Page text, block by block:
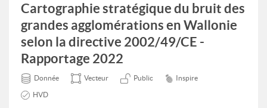
Cartographie stratégique du bruit des
grandes agglomérations en Wallonie
selon la directive 2002/49/CE -
Rapportage 2022
Donnée Vecteur Public Inspire
HVD